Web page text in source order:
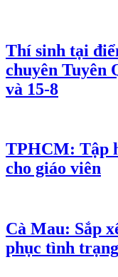
Thí sinh tại
chuyên Tuyên
và 15-8
TPHCM: Tập
cho giáo viên
Cà Mau: Sắp
phục tình